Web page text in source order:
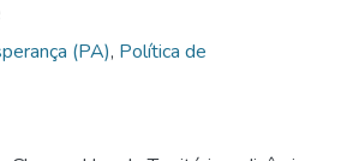
(PA), Política de